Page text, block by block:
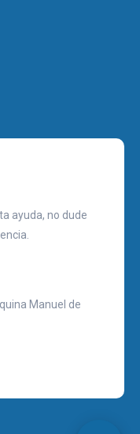
ayuda, no dude
Manuel de